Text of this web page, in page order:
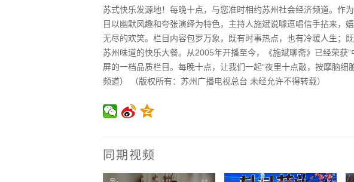
苏式快乐发源地！每晚十点，与您准时相约苏州社会经济频道。作
目以幽默风趣和夸张演绎为特色，主持人施斌说噱逗唱信手拈来，
无尽的欢笑。栏目内容包罗万象，既有时事热点，也有冷暖人生；
苏州味道的快乐大餐。从2005年开播至今，《施斌聊斋》已经荣获
屏的一档品质栏目。每晚十点，让我们一起“夜里十点敲，按摩脑
频道） （版权所有：苏州广播电视总台 未经允许不得转载）
同期视频